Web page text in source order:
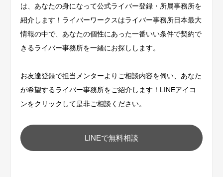
は、あなたの身になって公式ライバー登録・所属事務所を
紹介します！ライバーワークスはライバー事務所日本最大
情報の中で、あなたの個性にあった一番いい条件で契約で
きるライバー事務所を一緒にお探しします。
お友達登録で担当メンターよりご相談内容を伺い、あなた
が希望するライバー事務所をご紹介します！LINEアイコ
ンをクリックして是非ご相談ください。
LINEで無料相談